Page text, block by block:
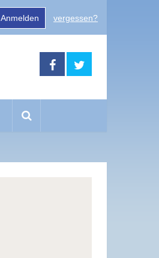
Anmelden vergessen?